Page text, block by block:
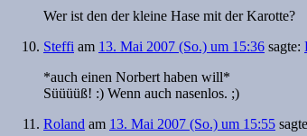
Wer ist den der kleine Hase mit der Karotte?
Steffi am 13. Mai 2007 (So.) um 15:36 sagte:
*auch einen Norbert haben will*
Süüüüß! :) Wenn auch nasenlos. ;)
Roland am 13. Mai 2007 (So.) um 15:55